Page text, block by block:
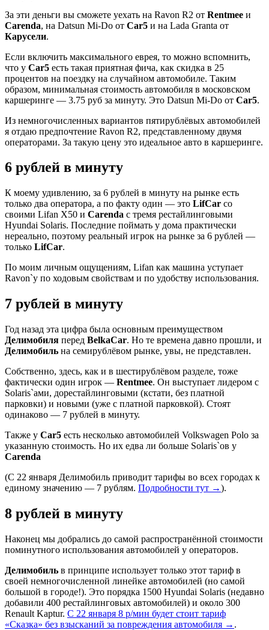
За эти деньги вы сможете уехать на Ravon R2 от Rentmee и
Carenda, на Datsun Mi-Do от Car5 и на Lada Granta от
Карусели.
Если включить максимального еврея, то можно вспомнить,
что у Car5 есть такая приятная фича, как скидка в 25
процентов на поездку на случайном автомобиле. Таким
образом, минимальная стоимость автомобиля в московском
каршеринге — 3.75 руб за минуту. Это Datsun Mi-Do от Car5.
Из немногочисленных вариантов пятирублёвых автомобилей
я отдаю предпочтение Ravon R2, представленному двумя
операторами. За такую цену это идеальное авто в каршеринге.
6 рублей в минуту
К моему удивлению, за 6 рублей в минуту на рынке есть
только два оператора, а по факту один — это LifCar со
своими Lifan X50 и Carenda с тремя рестайлинговыми
Hyundai Solaris. Последние поймать у дома практически
нереально, поэтому реальный игрок на рынке за 6 рублей —
только LifCar.
По моим личным ощущениям, Lifan как машина уступает
Ravon`у по ходовым свойствам и по удобству использования.
7 рублей в минуту
Год назад эта цифра была основным преимуществом
Делимобиля перед BelkaCar. Но те времена давно прошли, и
Делимобиль на семирублёвом рынке, увы, не представлен.
Собственно, здесь, как и в шестирублёвом разделе, тоже
фактически один игрок — Rentmee. Он выступает лидером с
Solaris`ами, дорестайлинговыми (кстати, без платной
парковки) и новыми (уже с платной парковкой). Стоят
одинаково — 7 рублей в минуту.
Также у Car5 есть несколько автомобилей Volkswagen Polo за
указанную стоимость. Но их едва ли больше Solaris`ов у
Carenda
(C 22 января Делимобиль приводит тарифы во всех городах к
единому значению — 7 рублям. Подробности тут →).
8 рублей в минуту
Наконец мы добрались до самой распространённой стоимости
поминутного использования автомобилей у операторов.
Делимобиль в принципе использует только этот тариф в
своей немногочисленной линейке автомобилей (но самой
большой в городе!). Это порядка 1500 Hyundai Solaris (недавно
добавили 400 рестайлинговых автомобилей) и около 300
Renault Kaptur. С 22 января 8 р/мин будет стоит тариф
«Сказка» без взысканий за повреждения автомобиля → .